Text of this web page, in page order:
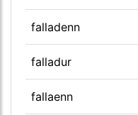
falladenn
falladur
fallaenn